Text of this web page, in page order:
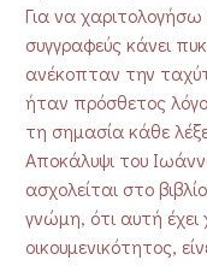
Για να χαριτολογήσω
συγγραφεύς κάνει
ανέκοπταν την
ήταν πρόσθετος
τη σημασία κάθε
Αποκάλυψι του
ασχολείται στο
γνώμη, ότι αυτή
οικουμενικότητος,